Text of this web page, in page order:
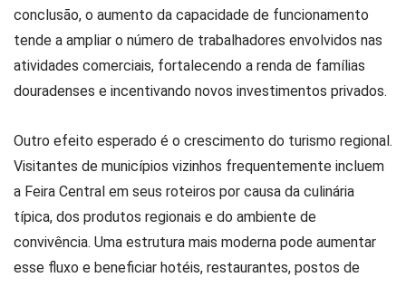
conclusão, o aumento da capacidade de funcionamento
tende a ampliar o número de trabalhadores envolvidos nas
atividades comerciais, fortalecendo a renda de famílias
douradenses e incentivando novos investimentos privados.
Outro efeito esperado é o crescimento do turismo regional.
Visitantes de municípios vizinhos frequentemente incluem
a Feira Central em seus roteiros por causa da culinária
típica, dos produtos regionais e do ambiente de
convivência. Uma estrutura mais moderna pode aumentar
esse fluxo e beneficiar hotéis, restaurantes, postos de